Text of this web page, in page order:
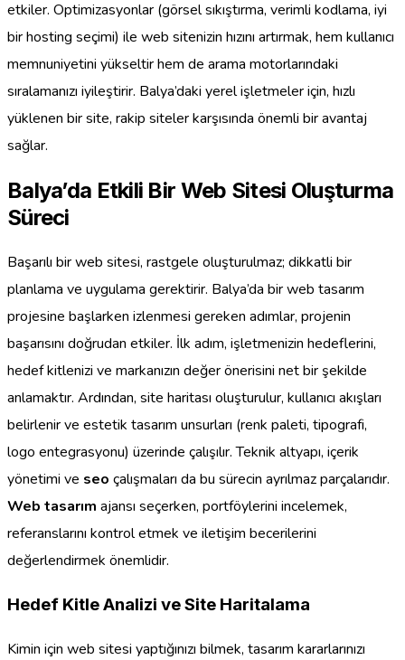
etkiler. Optimizasyonlar (görsel sıkıştırma, verimli kodlama, iyi
bir hosting seçimi) ile web sitenizin hızını artırmak, hem kullanıcı
memnuniyetini yükseltir hem de arama motorlarındaki
sıralamanızı iyileştirir. Balya’daki yerel işletmeler için, hızlı
yüklenen bir site, rakip siteler karşısında önemli bir avantaj
sağlar.
Balya’da Etkili Bir Web Sitesi Oluşturma
Süreci
Başarılı bir web sitesi, rastgele oluşturulmaz; dikkatli bir
planlama ve uygulama gerektirir. Balya’da bir web tasarım
projesine başlarken izlenmesi gereken adımlar, projenin
başarısını doğrudan etkiler. İlk adım, işletmenizin hedeflerini,
hedef kitlenizi ve markanızın değer önerisini net bir şekilde
anlamaktır. Ardından, site haritası oluşturulur, kullanıcı akışları
belirlenir ve estetik tasarım unsurları (renk paleti, tipografi,
logo entegrasyonu) üzerinde çalışılır. Teknik altyapı, içerik
yönetimi ve seo çalışmaları da bu sürecin ayrılmaz parçalarıdır.
Web tasarım ajansı seçerken, portföylerini incelemek,
referanslarını kontrol etmek ve iletişim becerilerini
değerlendirmek önemlidir.
Hedef Kitle Analizi ve Site Haritalama
Kimin için web sitesi yaptığınızı bilmek, tasarım kararlarınızı